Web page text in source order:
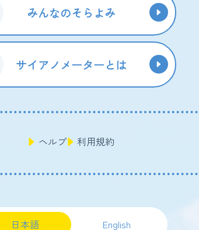
みんなのそらよみ
サイアノメーターとは
ヘルプ 利用規約
日本語 English